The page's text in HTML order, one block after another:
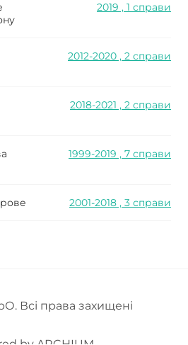
2019 , 1 справи
2012-2020 , 2 справи
2018-2021 , 2 справи
1999-2019 , 7 справи
2001-2018 , 3 справи
. Всі права захищені